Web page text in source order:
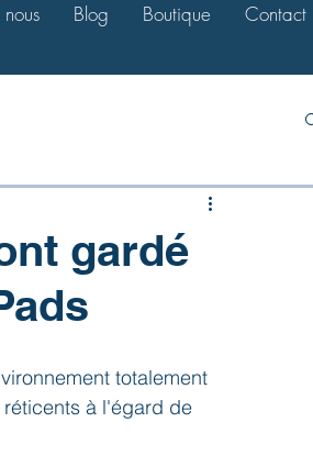
Blog Boutique Contact
gardé
totalement
à l'égard de